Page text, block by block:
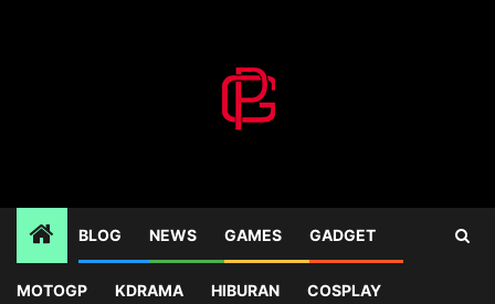
BLOG NEWS GAMES GADGET
MOTOGP KDRAMA HIBURAN COSPLAY
Home
Games